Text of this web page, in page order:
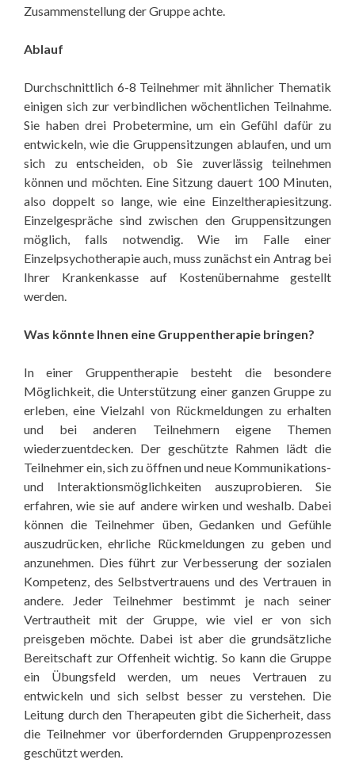
Zusammenstellung der Gruppe achte.
Ablauf
Durchschnittlich 6-8 Teilnehmer mit ähnlicher Thematik
einigen sich zur verbindlichen wöchentlichen Teilnahme.
Sie haben drei Probetermine, um ein Gefühl dafür zu
entwickeln, wie die Gruppensitzungen ablaufen, und um
sich zu entscheiden, ob Sie zuverlässig teilnehmen
können und möchten. Eine Sitzung dauert 100 Minuten,
also doppelt so lange, wie eine Einzeltherapiesitzung.
Einzelgespräche sind zwischen den Gruppensitzungen
möglich, falls notwendig. Wie im Falle einer
Einzelpsychotherapie auch, muss zunächst ein Antrag bei
Ihrer Krankenkasse auf Kostenübernahme gestellt
werden.
Was könnte Ihnen eine Gruppentherapie bringen?
In einer Gruppentherapie besteht die besondere
Möglichkeit, die Unterstützung einer ganzen Gruppe zu
erleben, eine Vielzahl von Rückmeldungen zu erhalten
und bei anderen Teilnehmern eigene Themen
wiederzuentdecken. Der geschützte Rahmen lädt die
Teilnehmer ein, sich zu öffnen und neue Kommunikations-
und Interaktionsmöglichkeiten auszuprobieren. Sie
erfahren, wie sie auf andere wirken und weshalb. Dabei
können die Teilnehmer üben, Gedanken und Gefühle
auszudrücken, ehrliche Rückmeldungen zu geben und
anzunehmen. Dies führt zur Verbesserung der sozialen
Kompetenz, des Selbstvertrauens und des Vertrauen in
andere. Jeder Teilnehmer bestimmt je nach seiner
Vertrautheit mit der Gruppe, wie viel er von sich
preisgeben möchte. Dabei ist aber die grundsätzliche
Bereitschaft zur Offenheit wichtig. So kann die Gruppe
ein Übungsfeld werden, um neues Vertrauen zu
entwickeln und sich selbst besser zu verstehen. Die
Leitung durch den Therapeuten gibt die Sicherheit, dass
die Teilnehmer vor überfordernden Gruppenprozessen
geschützt werden.